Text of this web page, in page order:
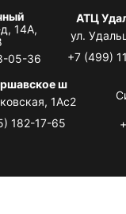
14А,
05-36
АТЦ
ул.
+7 (499)
ш
1Ас2
182-17-65